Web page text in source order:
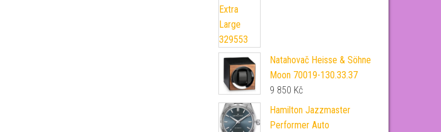
Natahovač Heisse & Söhne
Moon 70019-130.33.37
9 850 Kč
Hamilton Jazzmaster
Performer Auto